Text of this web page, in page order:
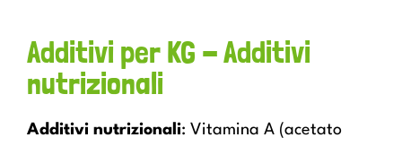
Additivi per KG - Additivi
nutrizionali
Additivi nutrizionali: Vitamina A (acetato